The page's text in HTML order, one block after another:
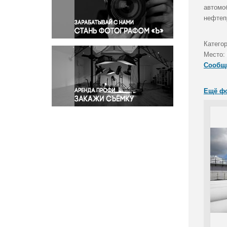
Правосудие
Происшествия и конфликты
Религия
Светская жизнь
Спорт
Экология
Экономика и бизнес
Место:
Ещё